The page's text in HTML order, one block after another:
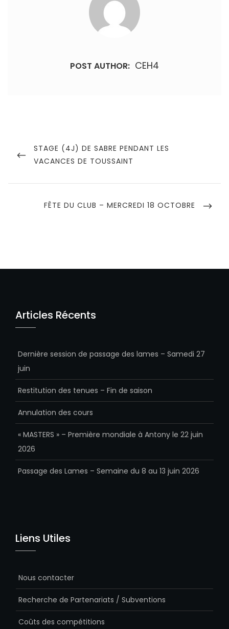
POST AUTHOR: CEH4
de
l’article
PREVIOUS
POST
STAGE (4J) DE SABRE PENDANT LES
VACANCES DE TOUSSAINT
NEXT
FÊTE DU CLUB – MERCREDI 18 OCTOBRE
Articles Récents
Dernière session de passage des lames – Samedi 27
juin
Restitution des tenues – Fin de saison
Annulation des cours
« MASTERS » – Première mondiale à Antony le 22 juin
2026
Passage des Lames – Semaine du 8 au 13 juin 2026
Liens Utiles
Nous contacter
Recherche de Partenariats / Subventions
Coûts des compétitions